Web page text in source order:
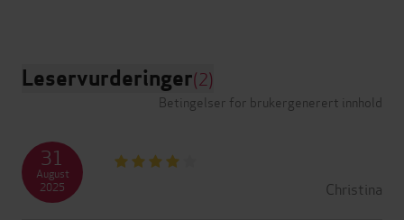
Leservurderinger(2)
Betingelser for brukergenerert innhold
Christina
31
August
2025